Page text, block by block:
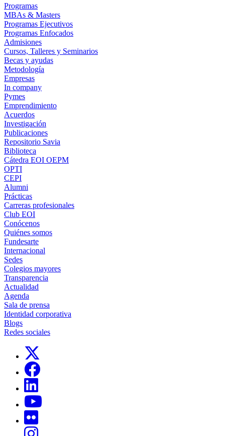
Programas
MBAs & Masters
Programas Ejecutivos
Programas Enfocados
Admisiones
Cursos, Talleres y Seminarios
Becas y ayudas
Metodología
Empresas
In company
Pymes
Emprendimiento
Acuerdos
Investigación
Publicaciones
Repositorio Savia
Biblioteca
Cátedra EOI OEPM
OPTI
CEPI
Alumni
Prácticas
Carreras profesionales
Club EOI
Conócenos
Quiénes somos
Fundesarte
Internacional
Sedes
Colegios mayores
Transparencia
Actualidad
Agenda
Sala de prensa
Identidad corporativa
Blogs
Redes sociales
Links, Opens in this window
Links, Opens in this window
Links, Opens in this window
Links, Opens in this window